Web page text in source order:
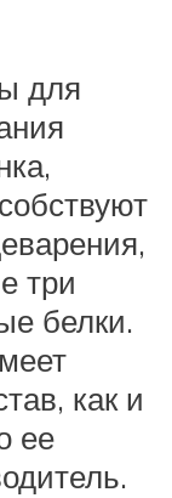
для
три
белки.
как и
ее